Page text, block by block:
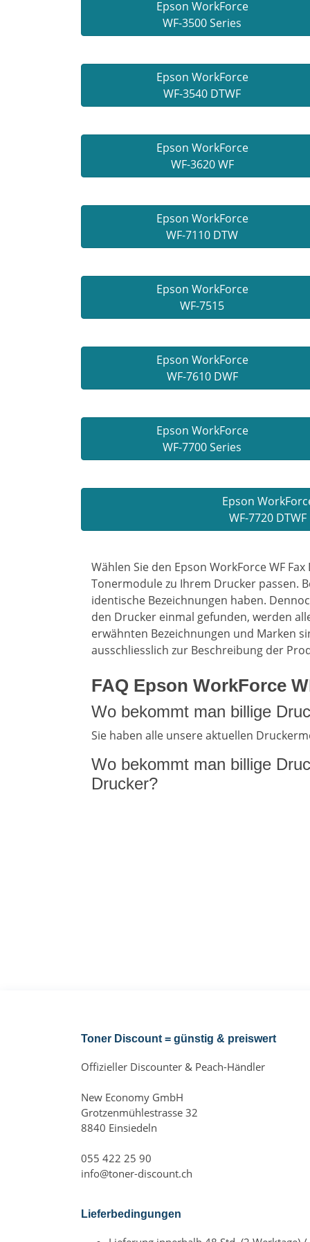
Epson WorkForce
WF-3500 Series
Epson WorkForce
WF-3540 DTWF
Epson WorkForce
WF-3620 WF
Epson WorkForce
WF-7110 DTW
Epson WorkForce
WF-7515
Epson WorkForce
WF-7610 DWF
Epson WorkForce
WF-7700 Series
Epson
WF-7720 DTWF
Wählen Sie den Epson WorkForce WF
Tonermodule zu Ihrem Drucker passen.
identische Bezeichnungen haben.
den Drucker einmal gefunden, werden
erwähnten Bezeichnungen und Marken
ausschliesslich zur Beschreibung der
FAQ Epson WorkForce
Wo bekommt man billige
Sie haben alle unsere aktuellen
Wo bekommt man billige
Drucker?
Toner Discount = günstig & preiswert
Offizieller Discounter & Peach-Händler
New Economy GmbH
Grotzenmühlestrasse 32
8840 Einsiedeln
055 422 25 90
info@toner-discount.ch
Lieferbedingungen